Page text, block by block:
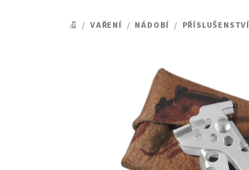
DOMŮ
/ VAŘENÍ / NÁDOBÍ / PŘÍSLUŠENSTVÍ